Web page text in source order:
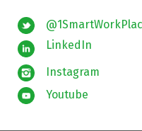
LinkedIn
Instagram
Youtube